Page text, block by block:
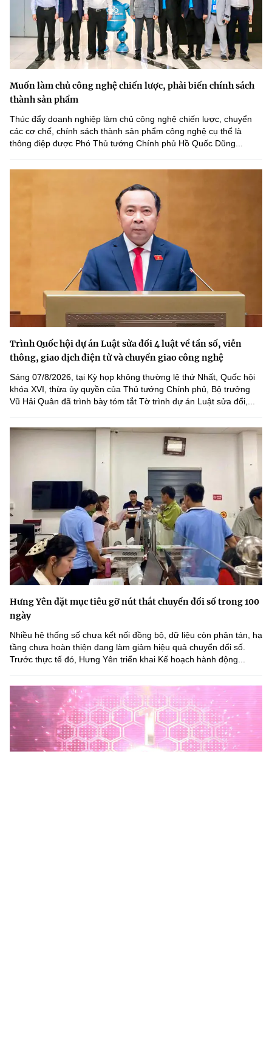
Muốn làm chủ công nghệ chiến lược, phải biến chính sách
thành sản phẩm
Thúc đẩy doanh nghiệp làm chủ công nghệ chiến lược, chuyển
các cơ chế, chính sách thành sản phẩm công nghệ cụ thể là
thông điệp được Phó Thủ tướng Chính phủ Hồ Quốc Dũng...
Trình Quốc hội dự án Luật sửa đổi 4 luật về tần số, viễn
thông, giao dịch điện tử và chuyển giao công nghệ
Sáng 07/8/2026, tại Kỳ họp không thường lệ thứ Nhất, Quốc hội
khóa XVI, thừa ủy quyền của Thủ tướng Chính phủ, Bộ trưởng
Vũ Hải Quân đã trình bày tóm tắt Tờ trình dự án Luật sửa đổi,...
Hưng Yên đặt mục tiêu gỡ nút thắt chuyển đổi số trong 100
ngày
Nhiều hệ thống số chưa kết nối đồng bộ, dữ liệu còn phân tán, hạ
tầng chưa hoàn thiện đang làm giảm hiệu quả chuyển đổi số.
Trước thực tế đó, Hưng Yên triển khai Kế hoạch hành động...